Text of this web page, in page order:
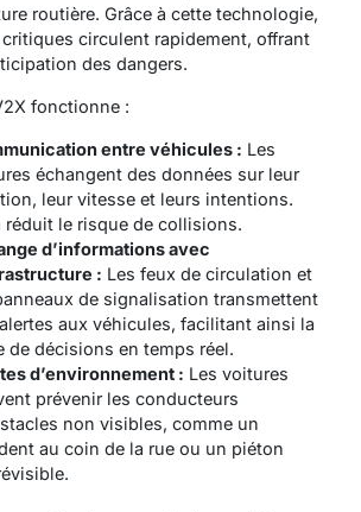
routière. Grâce à cette technologie,
circulent rapidement, offrant
des dangers.
fonctionne :
entre véhicules : Les
échangent des données sur leur
leur vitesse et leurs intentions.
réduit le risque de collisions.
d’informations avec
: Les feux de circulation et
de signalisation transmettent
aux véhicules, facilitant ainsi la
de décisions en temps réel.
d’environnement : Les voitures
prévenir les conducteurs
non visibles, comme un
au coin de la rue ou un piéton